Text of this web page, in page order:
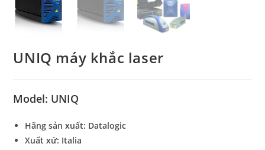
UNIQ máy khắc laser
Model: UNIQ
Hãng sản xuất: Datalogic
Xuất xứ: Italia